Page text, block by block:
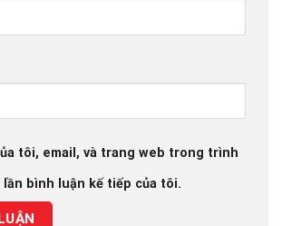
tôi, email, và trang web trong trình
lần bình luận kế tiếp của tôi.